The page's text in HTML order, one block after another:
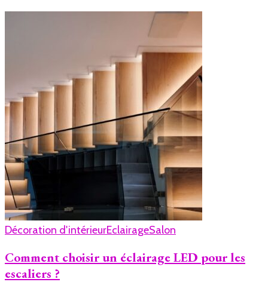
Décoration d'intérieurEclairageSalon
Comment choisir un éclairage LED pour les
escaliers ?